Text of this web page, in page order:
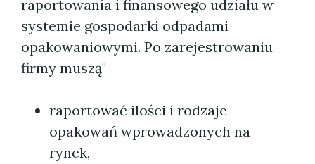
raportowania i finansowego udziału w
systemie gospodarki odpadami
opakowaniowymi. Po zarejestrowaniu
firmy muszą"
raportować ilości i rodzaje
opakowań wprowadzonych na
rynek,